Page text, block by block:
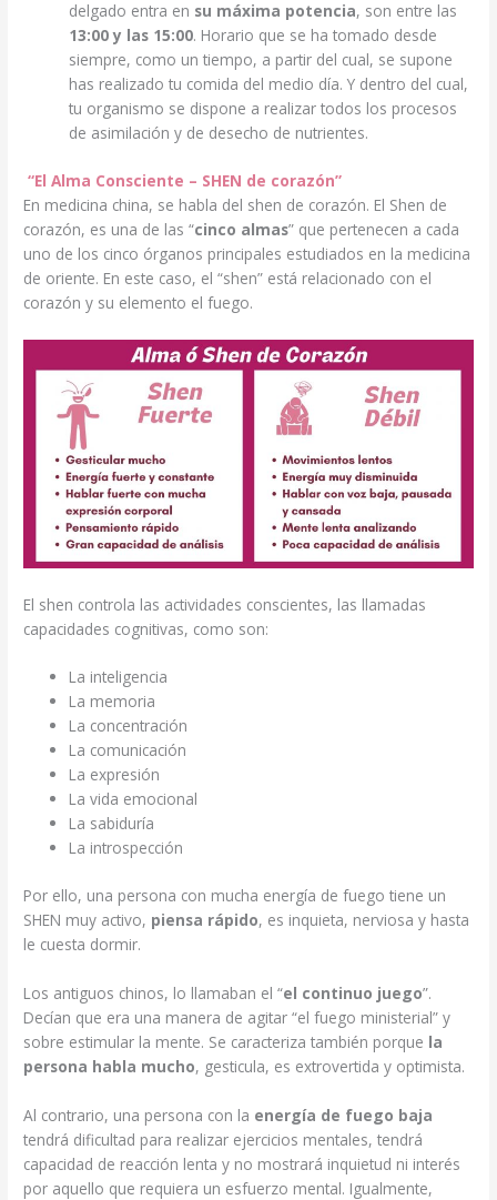
delgado entra en su máxima potencia, son entre las
13:00 y las 15:00. Horario que se ha tomado desde
siempre, como un tiempo, a partir del cual, se supone
has realizado tu comida del medio día. Y dentro del cual,
tu organismo se dispone a realizar todos los procesos
de asimilación y de desecho de nutrientes.
“El Alma Consciente – SHEN de corazón”
En medicina china, se habla del shen de corazón. El Shen de
corazón, es una de las “cinco almas” que pertenecen a cada
uno de los cinco órganos principales estudiados en la medicina
de oriente. En este caso, el “shen” está relacionado con el
corazón y su elemento el fuego.
El shen controla las actividades conscientes, las llamadas
capacidades cognitivas, como son:
La inteligencia
La memoria
La concentración
La comunicación
La expresión
La vida emocional
La sabiduría
La introspección
Por ello, una persona con mucha energía de fuego tiene un
SHEN muy activo, piensa rápido, es inquieta, nerviosa y hasta
le cuesta dormir.
Los antiguos chinos, lo llamaban el “el continuo juego”.
Decían que era una manera de agitar “el fuego ministerial” y
sobre estimular la mente. Se caracteriza también porque la
persona habla mucho, gesticula, es extrovertida y optimista.
Al contrario, una persona con la energía de fuego baja
tendrá dificultad para realizar ejercicios mentales, tendrá
capacidad de reacción lenta y no mostrará inquietud ni interés
por aquello que requiera un esfuerzo mental. Igualmente,